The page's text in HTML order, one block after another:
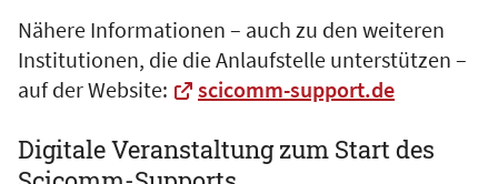
Nähere Informationen – auch zu den weiteren
Institutionen, die die Anlaufstelle unterstützen –
auf der Website:
scicomm-support.de
Digitale Veranstaltung zum Start des